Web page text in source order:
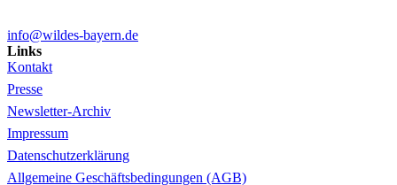
info@wildes-bayern.de
Links
Kontakt
Presse
Newsletter-Archiv
Impressum
Datenschutzerklärung
Allgemeine Geschäftsbedingungen (AGB)